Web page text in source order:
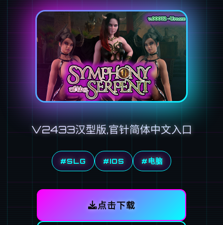
V2433汉型版,官针简体中文入口
#SLG #IOS #电脑
点击下载